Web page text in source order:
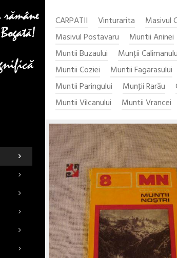
›
›
›
›
›
›
CARPATII Vinturarita Masivul
Masivul Postavaru
Muntii Aninei
Muntii Buzaului
Munţii
Muntii Coziei
Muntii Fagarasului
Muntii Paringului
Munţii Rarău
Muntii Vilcanului
Muntii Vrancei